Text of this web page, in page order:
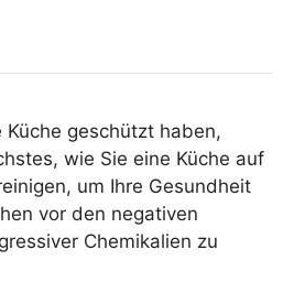
Küche geschützt haben,
wie Sie eine Küche auf
um Ihre Gesundheit
vor den negativen
Chemikalien zu